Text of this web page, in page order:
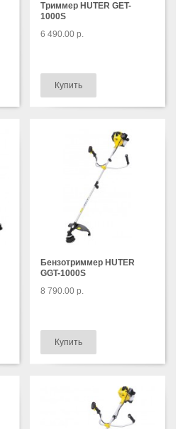
Триммер HUTER GET-
1000S
6 490.00 р.
Бензотриммер HUTER
GGT-1000S
8 790.00 р.